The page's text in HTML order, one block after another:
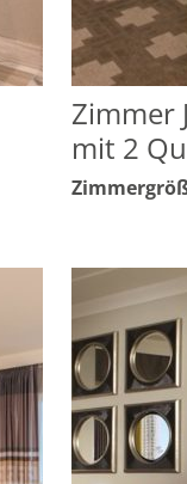
Zimmer
mit 2